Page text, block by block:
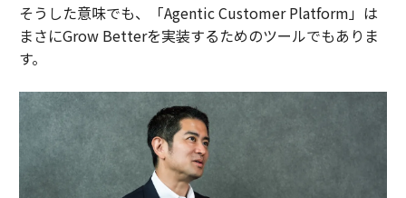
そうした意味でも、「Agentic Customer Platform」は
まさにGrow Betterを実装するためのツールでもありま
す。